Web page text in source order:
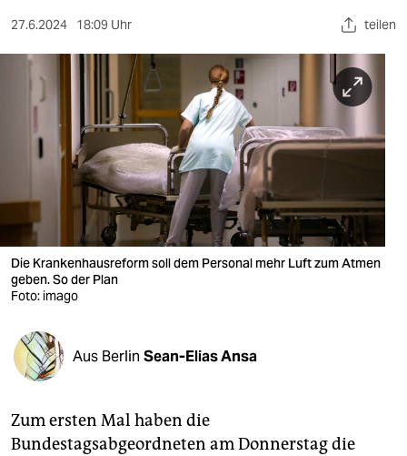
sport
nord
wahrheit
verlag
veranstaltungen
shop
fragen & hilfe
unterstützen
genossenschaft
27.6.2024 18:09 Uhr teilen
Die Krankenhausreform soll dem Personal mehr Luft zum Atmen
geben. So der Plan
Foto: imago
Aus Berlin Sean-Elias Ansa
Zum ersten Mal haben die
Bundestagsabgeordneten am Donnerstag die